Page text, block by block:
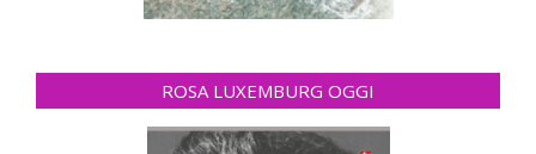
ROSA LUXEMBURG OGGI